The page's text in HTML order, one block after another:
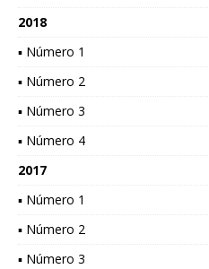
2018
▪ Número 1
▪ Número 2
▪ Número 3
▪ Número 4
2017
▪ Número 1
▪ Número 2
▪ Número 3